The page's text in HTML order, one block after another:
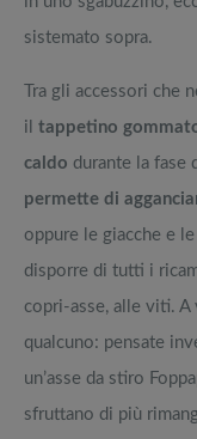
sistemato sopra.
Tra gli accessori che
il tappetino
caldo durante la fase
permette di
oppure le giacche e
disporre di tutti i
copri-asse, alle viti.
qualcuno: pensate
un’asse da stiro
sfruttano di più